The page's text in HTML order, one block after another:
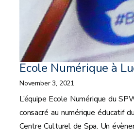
Ecole Numérique à
November 3, 2021
L’équipe Ecole Numérique du
consacré au numérique éducatif
Centre Culturel de Spa. Un